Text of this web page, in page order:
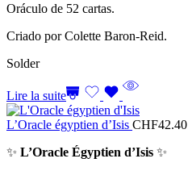
Oráculo de 52 cartas.
Criado por Colette Baron-Reid.
Solder
Lire la suite
L’Oracle égyptien d’Isis CHF42.40
✨ L’Oracle Égyptien d’Isis ✨